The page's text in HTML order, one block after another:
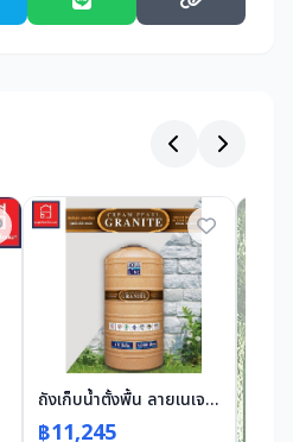
ถังเก็บน้ำตั้งพื้น ลายเนเจอร์ ขนาด 3000 สีแซนด์สโตน
฿11,245